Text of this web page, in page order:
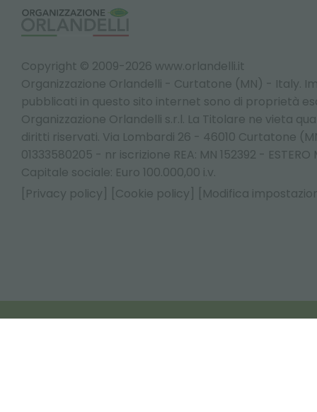
Copyright © 2009-2026 www.orlandelli.it
Organizzazione Orlandelli - Curtatone (MN) - Italy.
pubblicati in questo sito internet sono di proprietà
Organizzazione Orlandelli s.r.l. La Titolare ne vieta
diritti riservati. Via Lombardi 26 - 46010 Curtatone
01333580205 - nr iscrizione REA: MN 152392 -
Capitale sociale: Euro 100.000,00 i.v.
[Privacy policy]
[Cookie policy] [Modifica